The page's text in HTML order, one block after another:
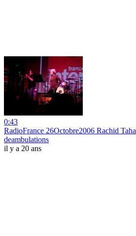
0:43
RadioFrance 26Octobre2006 Rachid Taha
deambulations
il y a 20 ans